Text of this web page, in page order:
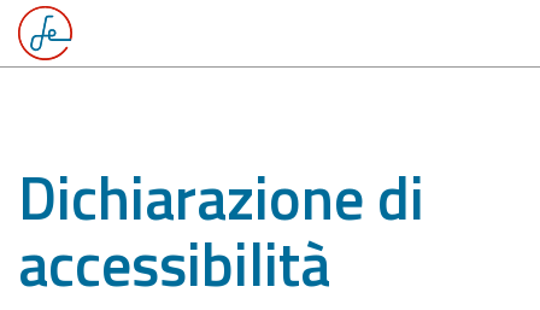
Dichiarazione di
accessibilità